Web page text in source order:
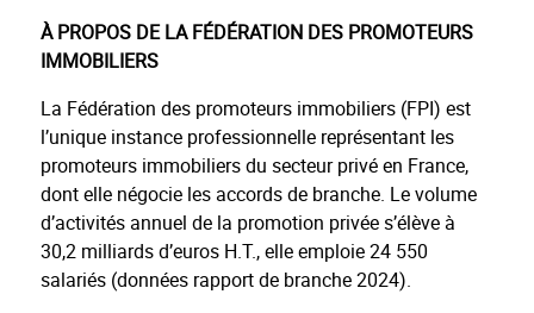
À PROPOS DE LA FÉDÉRATION DES PROMOTEURS
IMMOBILIERS
La Fédération des promoteurs immobiliers (FPI) est
l’unique instance professionnelle représentant les
promoteurs immobiliers du secteur privé en France,
dont elle négocie les accords de branche. Le volume
d’activités annuel de la promotion privée s’élève à
30,2 milliards d’euros H.T., elle emploie 24 550
salariés (données rapport de branche 2024).